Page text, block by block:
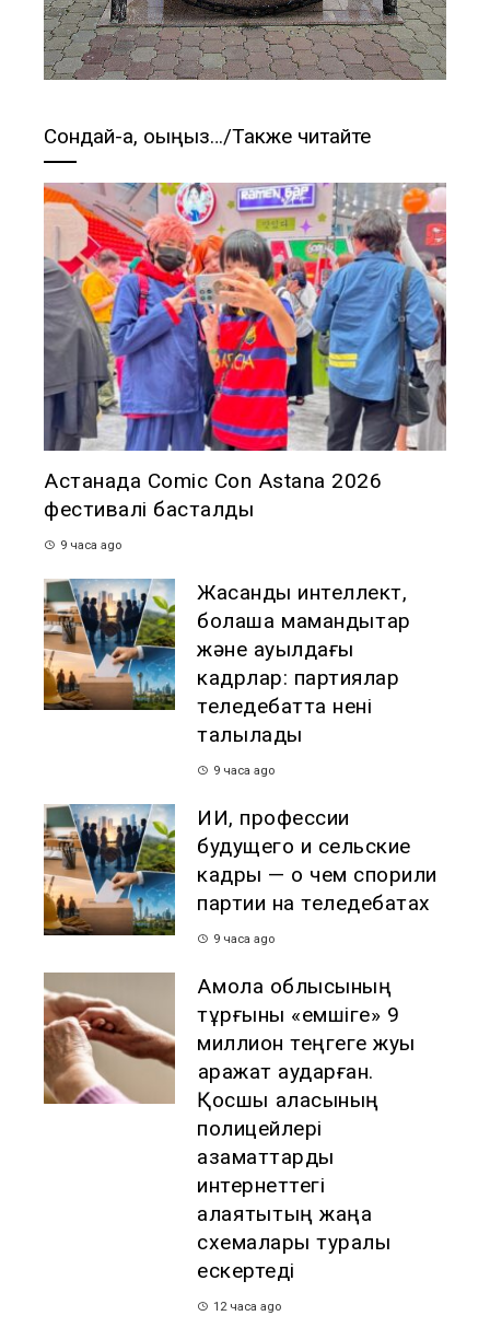
Сондай-ақ, оқыңыз…/Также читайте
Астанада Comic Con Astana 2026
фестивалі басталды
9 часа ago
Жасанды интеллект,
болашақ мамандықтар
және ауылдағы
кадрлар: партиялар
теледебатта нені
талқылады
9 часа ago
ИИ, профессии
будущего и сельские
кадры — о чем спорили
партии на теледебатах
9 часа ago
Ақмола облысының
тұрғыны «емшіге» 9
миллион теңгеге жуық
қаражат аударған.
Қосшы қаласының
полицейлері
азаматтарды
интернеттегі
алаяқтықтың жаңа
схемалары туралы
ескертеді
12 часа ago